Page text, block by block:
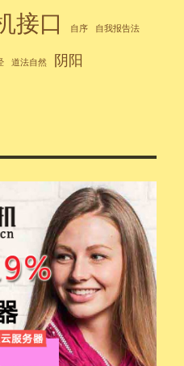
接口 自序 自我报告法
道法自然 阴阳